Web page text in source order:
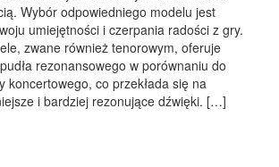
Wybór odpowiedniego modelu jest
umiejętności i czerpania radości z gry.
zwane również tenorowym, oferuje
rezonansowego w porównaniu do
koncertowego, co przekłada się na
i bardziej rezonujące dźwięki. […]